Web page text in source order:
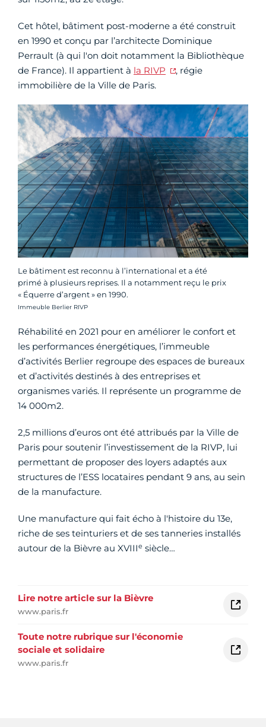
Cet hôtel, bâtiment post-moderne a été construit
en 1990 et conçu par l’architecte Dominique
Perrault (à qui l'on doit notamment la Bibliothèque
de France). Il appartient à la RIVP
, régie
immobilière de la Ville de Paris.
Le bâtiment est reconnu à l’international et a été
primé à plusieurs reprises. Il a notamment reçu le prix
« Équerre d’argent » en 1990.
Crédit photo :
Immeuble Berlier RIVP
Réhabilité en 2021 pour en améliorer le confort et
les performances énergétiques, l’immeuble
d’activités Berlier regroupe des espaces de bureaux
et d’activités destinés à des entreprises et
organismes variés. Il représente un programme de
14 000m2.
2,5 millions d’euros ont été attribués par la Ville de
Paris pour soutenir l’investissement de la RIVP, lui
permettant de proposer des loyers adaptés aux
structures de l’ESS locataires pendant 9 ans, au sein
de la manufacture.
Une manufacture qui fait écho à l'histoire du 13e,
riche de ses teinturiers et de ses tanneries installés
autour de la Bièvre au XVIIIe siècle…
Lire notre article sur la Bièvre
www.paris.fr
Toute notre rubrique sur l'économie
sociale et solidaire
www.paris.fr